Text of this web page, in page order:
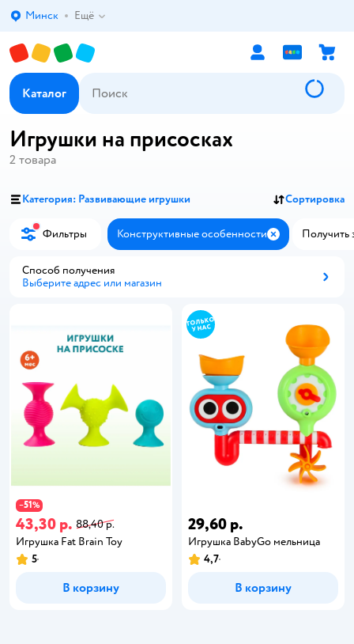
Выбор адреса доставки.
Минск Ещё
Каталог
Игрушки на присосках
2 товара
Категория: Развивающие игрушки Сортировка
Фильтры Конструктивные особенности ЗакрытьПолучить
Способ получения
Выберите адрес или магазин
−51%
43,30 р. 88,40 р.
Игрушка Fat Brain Toy
5
В корзину
29,60 р.
Игрушка BabyGo мельница
4,7
В корзину